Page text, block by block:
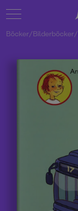
Böcker/Bilderböcker/